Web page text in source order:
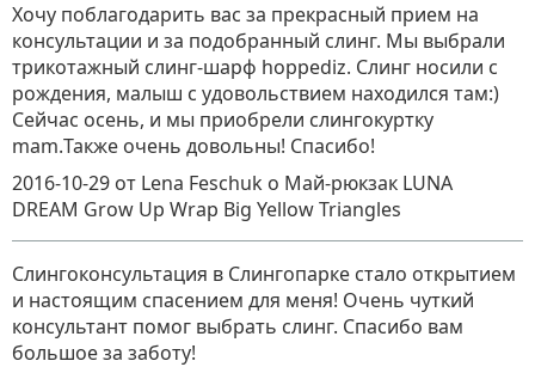
Хочу поблагодарить вас за прекрасный прием на
консультации и за подобранный слинг. Мы выбрали
трикотажный слинг-шарф hoppediz. Слинг носили с
рождения, малыш с удовольствием находился там:)
Сейчас осень, и мы приобрели слингокуртку
mam.Также очень довольны! Спасибо!
2016-10-29 от Lena Feschuk о Май-рюкзак LUNA
DREAM Grow Up Wrap Big Yellow Triangles
Слингоконсультация в Слингопарке стало открытием
и настоящим спасением для меня! Очень чуткий
консультант помог выбрать слинг. Спасибо вам
большое за заботу!